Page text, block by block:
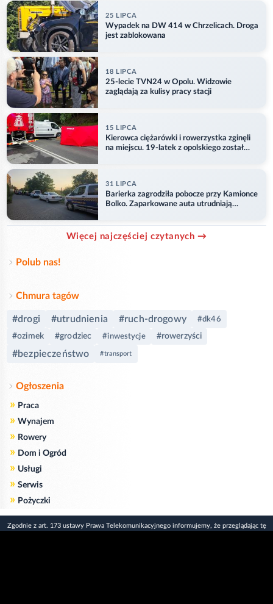
25 LIPCA
Wypadek na DW 414 w Chrzelicach. Droga
jest zablokowana
18 LIPCA
25-lecie TVN24 w Opolu. Widzowie
zaglądają za kulisy pracy stacji
15 LIPCA
Kierowca ciężarówki i rowerzystka zginęli
na miejscu. 19-latek z opolskiego został
31 LIPCA
Barierka zagrodziła pobocze przy Kamionce
Bolko. Zaparkowane auta utrudniają
Więcej najczęściej czytanych →
Polub nas!
Chmura tagów
#drogi #utrudnienia #ruch-drogowy #dk46
#ozimek #grodziec #inwestycje #rowerzyści
#bezpieczeństwo #transport
Ogłoszenia
» Praca
» Wynajem
» Rowery
» Dom i Ogród
» Usługi
» Serwis
» Pożyczki
Zgodnie z art. 173 ustawy Prawa Telekomunikacyjnego informujemy, że przeglądając tę